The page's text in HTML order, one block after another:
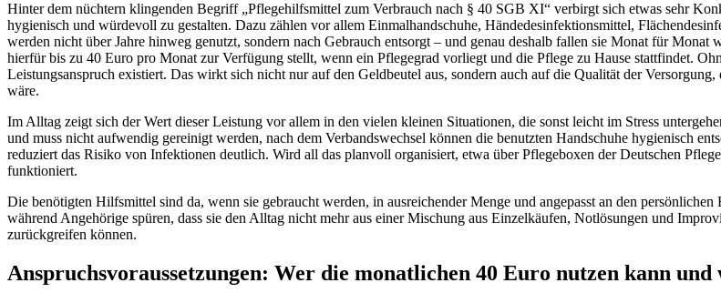
Hinter dem nüchtern klingenden Begriff „Pflegehilfsmittel zum Verbrauch nach § 40 SGB XI“ verbirgt sich etwas sehr
hygienisch und würdevoll zu gestalten. Dazu zählen vor allem Einmalhandschuhe, Händedesinfektionsmittel,
werden nicht über Jahre hinweg genutzt, sondern nach Gebrauch entsorgt – und genau deshalb fallen sie Monat für
hierfür bis zu 40 Euro pro Monat zur Verfügung stellt, wenn ein Pflegegrad vorliegt und die Pflege zu Hause stattfindet.
Leistungsanspruch existiert. Das wirkt sich nicht nur auf den Geldbeutel aus, sondern auch auf die Qualität der
wäre.
Im Alltag zeigt sich der Wert dieser Leistung vor allem in den vielen kleinen Situationen, die sonst leicht im Stress
und muss nicht aufwendig gereinigt werden, nach dem Verbandswechsel können die benutzten Handschuhe hygienisch
reduziert das Risiko von Infektionen deutlich. Wird all das planvoll organisiert, etwa über Pflegeboxen der Deutschen
funktioniert.
Die benötigten Hilfsmittel sind da, wenn sie gebraucht werden, in ausreichender Menge und angepasst an den
während Angehörige spüren, dass sie den Alltag nicht mehr aus einer Mischung aus Einzelkäufen, Notlösungen und
zurückgreifen können.
Anspruchsvoraussetzungen: Wer die monatlichen 40 Euro nutzen kann und